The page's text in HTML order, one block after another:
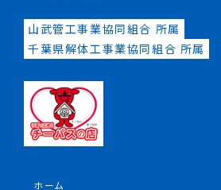
山武管工事業協同組合 所属
千葉県解体工事業協同組合 所属
ホーム